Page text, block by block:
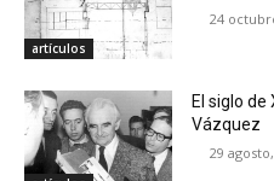
artículos
24
El siglo de
Vázquez
29